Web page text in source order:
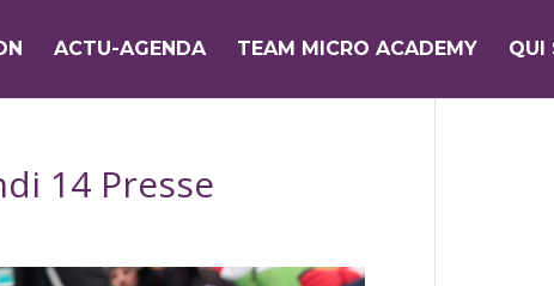
ACTU-AGENDA TEAM MICRO ACADEMY QUI
14 Presse